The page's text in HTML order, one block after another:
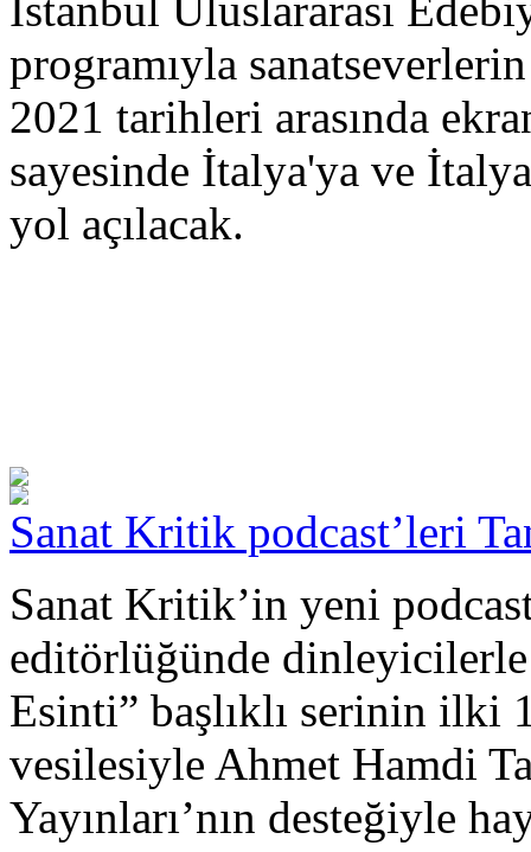
programıyla
2021 tarihleri arasında
sayesinde İtalya'ya ve
yol açılacak.
Sanat Kritik podcast’leri
Sanat Kritik’in yeni
editörlüğünde dinleyicilerle
Esinti” başlıklı serinin ilki
vesilesiyle Ahmet Hamdi
Yayınları’nın desteğiyle